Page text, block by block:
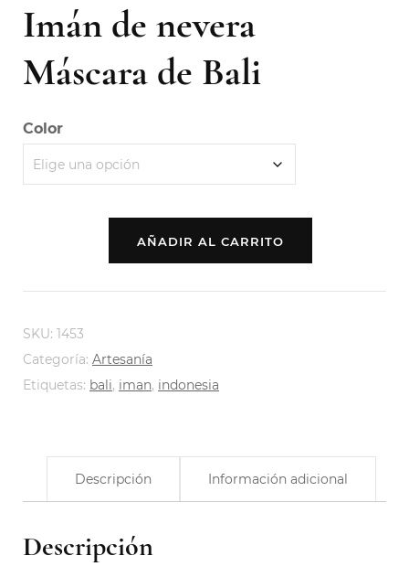
Imán de nevera
Máscara de Bali
Color
AÑADIR AL CARRITO
SKU: 1453
Categoría: Artesanía
Etiquetas: bali, iman, indonesia
Descripción Información adicional
Descripción